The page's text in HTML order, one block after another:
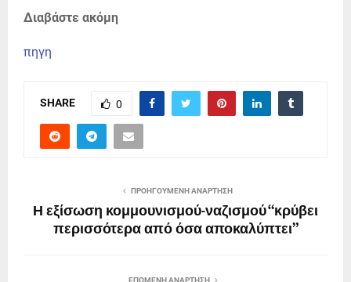
Διαβάστε ακόμη
πηγη
SHARE 0
ΠΡΟΗΓΟΎΜΕΝΗ ΑΝΆΡΤΗΣΗ
Η εξίσωση κομμουνισμού-ναζισμού “κρύβει
περισσότερα από όσα αποκαλύπτει”
ΕΠΌΜΕΝΗ ΑΝΆΡΤΗΣΗ